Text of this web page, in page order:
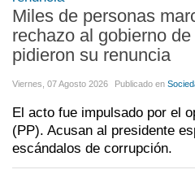
Miles de personas
rechazo al gobierno
pidieron su renuncia
Viernes, 07 Agosto 2026 Publicado en
El acto fue impulsado por el
(PP). Acusan al presidente
escándalos de corrupción.